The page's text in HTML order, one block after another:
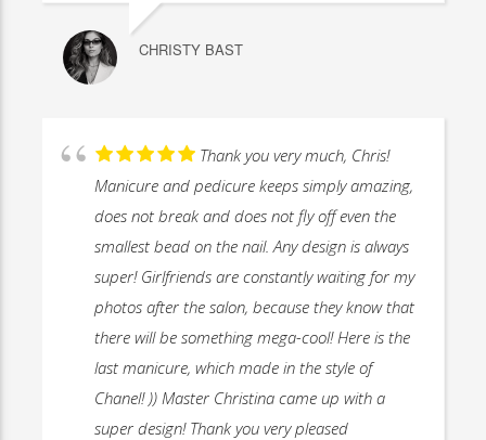
CHRISTY BAST
Thank you very much, Chris!
Manicure and pedicure keeps simply amazing,
does not break and does not fly off even the
smallest bead on the nail. Any design is always
super! Girlfriends are constantly waiting for my
photos after the salon, because they know that
there will be something mega-cool! Here is the
last manicure, which made in the style of
Chanel! )) Master Christina came up with a
super design! Thank you very pleased